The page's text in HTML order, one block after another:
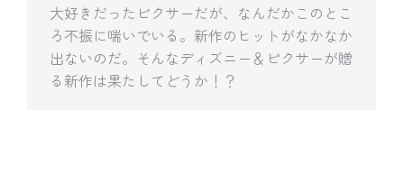
大好きだったピクサーだが、なんだかこのとこ
ろ不振に喘いでいる。新作のヒットがなかなか
出ないのだ。そんなディズニー＆ピクサーが贈
る新作は果たしてどうか！？